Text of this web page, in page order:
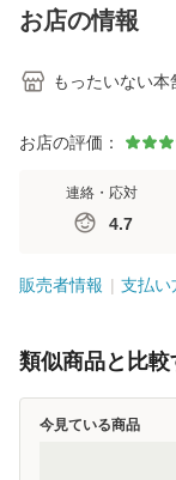
恵 藤本幸三 / 南江
堂 [単行
お店の情報
もったいない本
お店の評価：
連絡・応対
4.7
販売者情報 支払い
類似商品と比較
今見ている商品